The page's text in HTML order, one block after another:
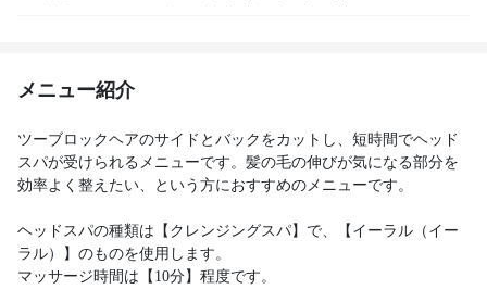
メニュー紹介
ツーブロックヘアのサイドとバックをカットし、短時間でヘッド
スパが受けられるメニューです。髪の毛の伸びが気になる部分を
効率よく整えたい、という方におすすめのメニューです。
ヘッドスパの種類は【クレンジングスパ】で、【イーラル（イー
ラル）】のものを使用します。
マッサージ時間は【10分】程度です。